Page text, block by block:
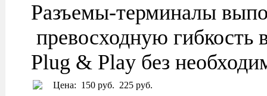
Разъемы-терминалы
превосходную гибкость
Plug & Play без
Цена: 150 руб. 225 руб.